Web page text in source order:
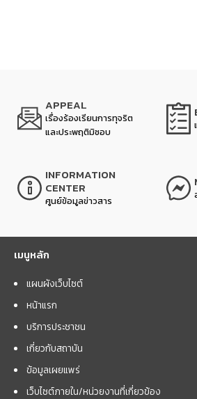
APPEAL
เรื่องร้องเรียนการทุจริต
และประพฤติมิชอบ
INFORMATION
CENTER
ศูนย์ข้อมูลข่าวสาร
เมนูหลัก
แผนผังเว็บไซต์
หน้าแรก
บริการประชาชน
เกี่ยวกับสถาบัน
ข้อมูลเผยแพร่
เว็บไซต์ภายใน/หน่วยงานที่เกี่ยวข้อง